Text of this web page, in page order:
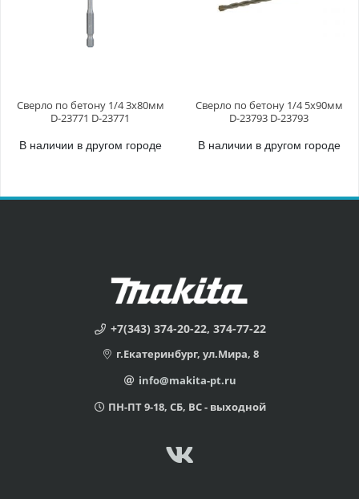
Сверло по бетону 1/4 3x80мм
D-23771 D-23771
В наличии в другом городе
Сверло по бетону 1/4 5x90мм
D-23793 D-23793
В наличии в другом городе
+7(343) 374-20-22, 374-77-22
г.Екатеринбург, ул.Мира, 8
info@makita-pt.ru
ПН-ПТ 9-18, СБ, ВС - выходной